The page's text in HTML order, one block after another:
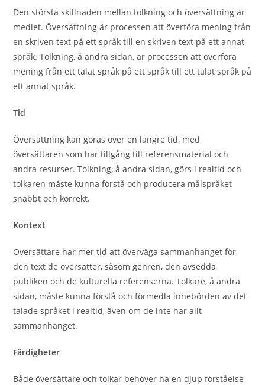
Den största skillnaden mellan tolkning och översättning är
mediet. Översättning är processen att överföra mening från
en skriven text på ett språk till en skriven text på ett annat
språk. Tolkning, å andra sidan, är processen att överföra
mening från ett talat språk på ett språk till ett talat språk på
ett annat språk.
Tid
Översättning kan göras över en längre tid, med
översättaren som har tillgång till referensmaterial och
andra resurser. Tolkning, å andra sidan, görs i realtid och
tolkaren måste kunna förstå och producera målspråket
snabbt och korrekt.
Kontext
Översättare har mer tid att överväga sammanhanget för
den text de översätter, såsom genren, den avsedda
publiken och de kulturella referenserna. Tolkare, å andra
sidan, måste kunna förstå och förmedla innebörden av det
talade språket i realtid, även om de inte har allt
sammanhanget.
Färdigheter
Både översättare och tolkar behöver ha en djup förståelse